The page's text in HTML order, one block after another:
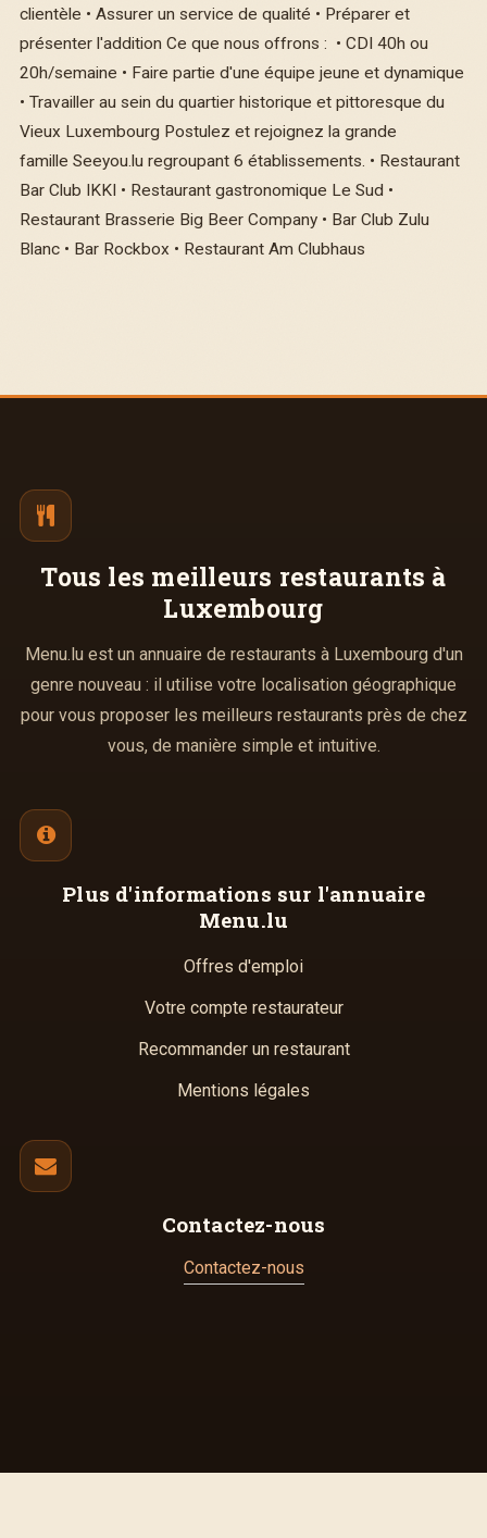
clientèle • Assurer un service de qualité • Préparer et
présenter l'addition Ce que nous offrons : • CDI 40h ou
20h/semaine • Faire partie d'une équipe jeune et dynamique
• Travailler au sein du quartier historique et pittoresque du
Vieux Luxembourg Postulez et rejoignez la grande
famille Seeyou.lu regroupant 6 établissements. • Restaurant
Bar Club IKKI • Restaurant gastronomique Le Sud •
Restaurant Brasserie Big Beer Company • Bar Club Zulu
Blanc • Bar Rockbox • Restaurant Am Clubhaus
Tous les meilleurs restaurants à
Luxembourg
Menu.lu est un annuaire de restaurants à Luxembourg d'un
genre nouveau : il utilise votre localisation géographique
pour vous proposer les meilleurs restaurants près de chez
vous, de manière simple et intuitive.
Plus d'informations sur l'annuaire
Menu.lu
Offres d'emploi
Votre compte restaurateur
Recommander un restaurant
Mentions légales
Contactez-nous
Contactez-nous